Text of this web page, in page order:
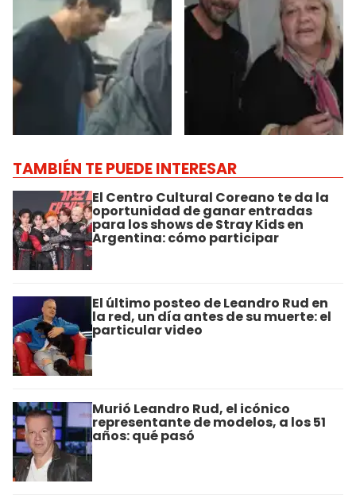
TAMBIÉN TE PUEDE INTERESAR
El Centro Cultural Coreano te da la
oportunidad de ganar entradas
para los shows de Stray Kids en
Argentina: cómo participar
El último posteo de Leandro Rud en
la red, un día antes de su muerte: el
particular video
Murió Leandro Rud, el icónico
representante de modelos, a los 51
años: qué pasó